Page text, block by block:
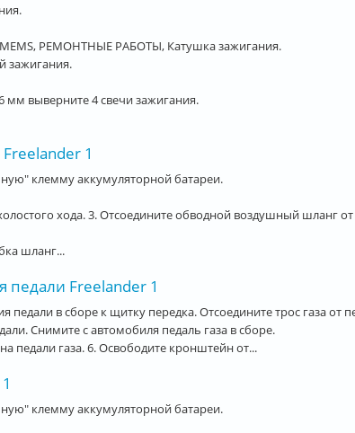
РЕМОНТНЫЕ РАБОТЫ, Катушка зажигания.
зажигания.
выверните 4 свечи зажигания.
Freelander 1
клемму аккумуляторной батареи.
хода. 3. Отсоедините обводной воздушный шланг
шланг...
педали Freelander 1
педали в сборе к щитку передка. Отсоедините трос газа от
Снимите с автомобиля педаль газа в сборе.
педали газа. 6. Освободите кронштейн от...
клемму аккумуляторной батареи.